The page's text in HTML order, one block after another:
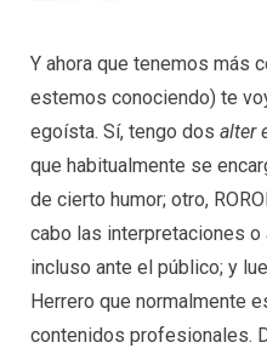
Y ahora que tenemos más
estemos conociendo) te
egoísta. Sí, tengo dos alter
que habitualmente se
de cierto humor; otro,
cabo las interpretaciones
incluso ante el público; y
Herrero que normalmente
contenidos profesionales.